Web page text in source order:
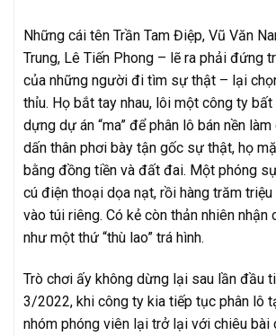
Những cái tên Trần Tam Điệp, Vũ Văn
Trung, Lê Tiến Phong – lẽ ra phải đứng
của những người đi tìm sự thật – lại
thỉu. Họ bắt tay nhau, lôi một công ty
dựng dự án “ma” để phân lô bán nền
dấn thân phơi bày tận gốc sự thật, họ
bằng đồng tiền và đất đai. Một phóng
cú điện thoại dọa nạt, rồi hàng trăm
vào túi riêng. Có kẻ còn thản nhiên nhận
như một thứ “thù lao” trá hình.
Trò chơi ấy không dừng lại sau lần đầu
3/2022, khi công ty kia tiếp tục phân lô
nhóm phóng viên lại trở lại với chiêu bài